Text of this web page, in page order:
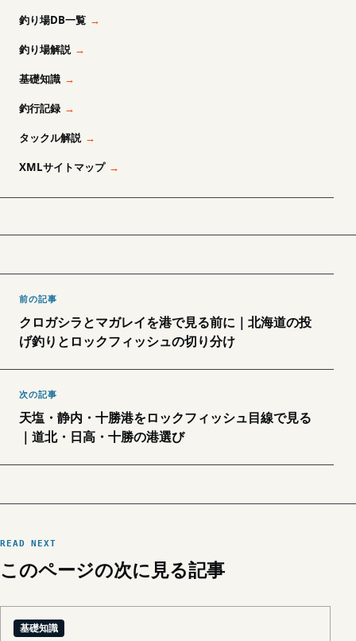
釣り場DB一覧
釣り場解説
基礎知識
釣行記録
タックル解説
XMLサイトマップ
前の記事
クロガシラとマガレイを港で見る前に｜北海道の投
げ釣りとロックフィッシュの切り分け
次の記事
天塩・静内・十勝港をロックフィッシュ目線で見る
｜道北・日高・十勝の港選び
READ NEXT
このページの次に見る記事
基礎知識